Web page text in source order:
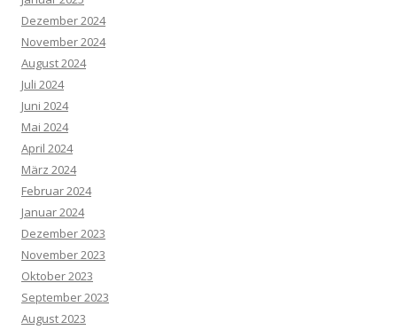
Dezember 2024
November 2024
August 2024
Juli 2024
Juni 2024
Mai 2024
April 2024
März 2024
Februar 2024
Januar 2024
Dezember 2023
November 2023
Oktober 2023
September 2023
August 2023